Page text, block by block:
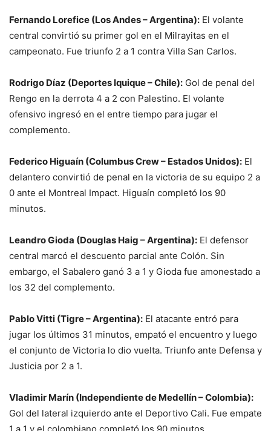
Fernando Lorefice (Los Andes – Argentina): El volante
central convirtió su primer gol en el Milrayitas en el
campeonato. Fue triunfo 2 a 1 contra Villa San Carlos.
Rodrigo Díaz (Deportes Iquique – Chile): Gol de penal del
Rengo en la derrota 4 a 2 con Palestino. El volante
ofensivo ingresó en el entre tiempo para jugar el
complemento.
Federico Higuaín (Columbus Crew – Estados Unidos): El
delantero convirtió de penal en la victoria de su equipo 2 a
0 ante el Montreal Impact. Higuaín completó los 90
minutos.
Leandro Gioda (Douglas Haig – Argentina): El defensor
central marcó el descuento parcial ante Colón. Sin
embargo, el Sabalero ganó 3 a 1 y Gioda fue amonestado a
los 32 del complemento.
Pablo Vitti (Tigre – Argentina): El atacante entró para
jugar los últimos 31 minutos, empató el encuentro y luego
el conjunto de Victoria lo dio vuelta. Triunfo ante Defensa y
Justicia por 2 a 1.
Vladimir Marín (Independiente de Medellín – Colombia):
Gol del lateral izquierdo ante el Deportivo Cali. Fue empate